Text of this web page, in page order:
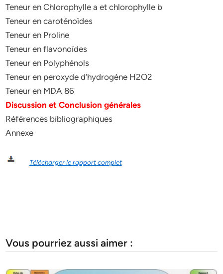
Teneur en Chlorophylle a et chlorophylle b
Teneur en caroténoïdes
Teneur en Proline
Teneur en flavonoïdes
Teneur en Polyphénols
Teneur en peroxyde d’hydrogène H2O2
Teneur en MDA 86
Discussion et Conclusion générales
Références bibliographiques
Annexe
Télécharger le rapport complet
Vous pourriez aussi aimer :